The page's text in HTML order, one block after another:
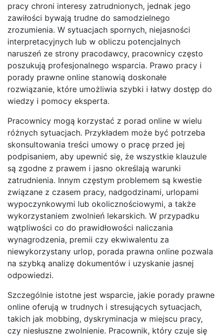
pracy chroni interesy zatrudnionych, jednak jego
zawiłości bywają trudne do samodzielnego
zrozumienia. W sytuacjach spornych, niejasności
interpretacyjnych lub w obliczu potencjalnych
naruszeń ze strony pracodawcy, pracownicy często
poszukują profesjonalnego wsparcia. Prawo pracy i
porady prawne online stanowią doskonałe
rozwiązanie, które umożliwia szybki i łatwy dostęp do
wiedzy i pomocy eksperta.
Pracownicy mogą korzystać z porad online w wielu
różnych sytuacjach. Przykładem może być potrzeba
skonsultowania treści umowy o pracę przed jej
podpisaniem, aby upewnić się, że wszystkie klauzule
są zgodne z prawem i jasno określają warunki
zatrudnienia. Innym częstym problemem są kwestie
związane z czasem pracy, nadgodzinami, urlopami
wypoczynkowymi lub okolicznościowymi, a także
wykorzystaniem zwolnień lekarskich. W przypadku
wątpliwości co do prawidłowości naliczania
wynagrodzenia, premii czy ekwiwalentu za
niewykorzystany urlop, porada prawna online pozwala
na szybką analizę dokumentów i uzyskanie jasnej
odpowiedzi.
Szczególnie istotne jest wsparcie, jakie porady prawne
online oferują w trudnych i stresujących sytuacjach,
takich jak mobbing, dyskryminacja w miejscu pracy,
czy niesłuszne zwolnienie. Pracownik, który czuje się